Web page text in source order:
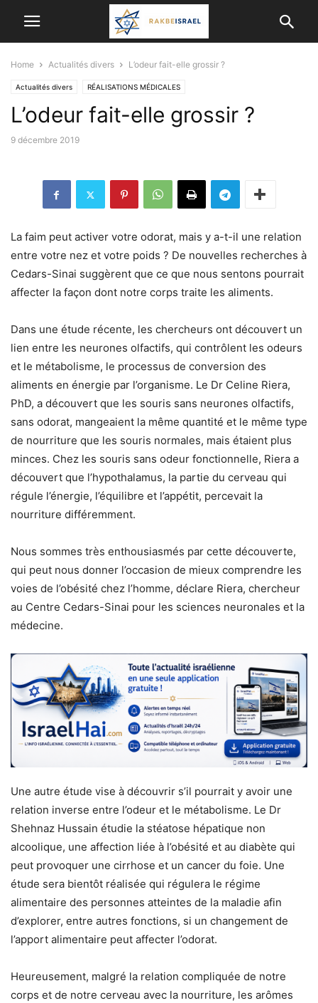
Home Actualités divers L’odeur fait-elle grossir ?
Actualités divers RÉALISATIONS MÉDICALES
L’odeur fait-elle grossir ?
9 décembre 2019
La faim peut activer votre odorat, mais y a-t-il une relation
entre votre nez et votre poids ? De nouvelles recherches à
Cedars-Sinai suggèrent que ce que nous sentons pourrait
affecter la façon dont notre corps traite les aliments.
Dans une étude récente, les chercheurs ont découvert un
lien entre les neurones olfactifs, qui contrôlent les odeurs
et le métabolisme, le processus de conversion des
aliments en énergie par l’organisme. Le Dr Celine Riera,
PhD, a découvert que les souris sans neurones olfactifs,
sans odorat, mangeaient la même quantité et le même type
de nourriture que les souris normales, mais étaient plus
minces. Chez les souris sans odeur fonctionnelle, Riera a
découvert que l’hypothalamus, la partie du cerveau qui
régule l’énergie, l’équilibre et l’appétit, percevait la
nourriture différemment.
Nous sommes très enthousiasmés par cette découverte,
qui peut nous donner l’occasion de mieux comprendre les
voies de l’obésité chez l’homme, déclare Riera, chercheur
au Centre Cedars-Sinai pour les sciences neuronales et la
médecine.
Une autre étude vise à découvrir s’il pourrait y avoir une
relation inverse entre l’odeur et le métabolisme. Le Dr
Shehnaz Hussain étudie la stéatose hépatique non
alcoolique, une affection liée à l’obésité et au diabète qui
peut provoquer une cirrhose et un cancer du foie. Une
étude sera bientôt réalisée qui régulera le régime
alimentaire des personnes atteintes de la maladie afin
d’explorer, entre autres fonctions, si un changement de
l’apport alimentaire peut affecter l’odorat.
Heureusement, malgré la relation compliquée de notre
corps et de notre cerveau avec la nourriture, les arômes